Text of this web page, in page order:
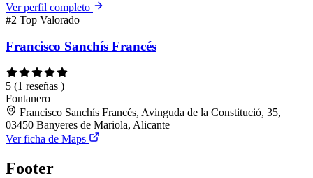
Ver perfil completo
#2 Top Valorado
Francisco Sanchís Francés
5 (1 reseñas )
Fontanero
Francisco Sanchís Francés, Avinguda de la Constitució, 35,
03450 Banyeres de Mariola, Alicante
Ver ficha de Maps
Footer